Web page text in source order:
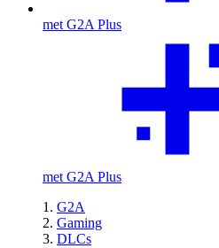
met G2A Plus
met G2A Plus
G2A
Gaming
DLCs